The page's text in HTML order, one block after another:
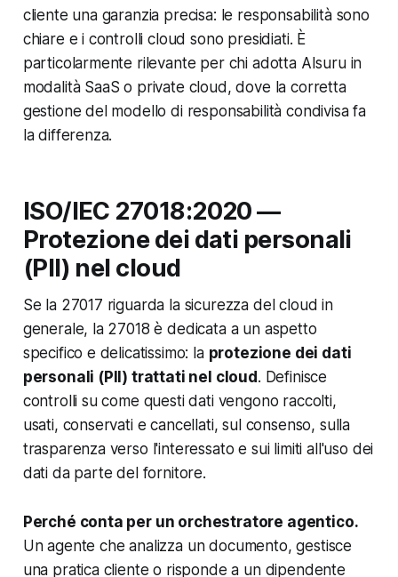
cliente una garanzia precisa: le responsabilità sono
chiare e i controlli cloud sono presidiati. È
particolarmente rilevante per chi adotta AIsuru in
modalità SaaS o private cloud, dove la corretta
gestione del modello di responsabilità condivisa fa
la differenza.
ISO/IEC 27018:2020 —
Protezione dei dati personali
(PII) nel cloud
Se la 27017 riguarda la sicurezza del cloud in
generale, la 27018 è dedicata a un aspetto
specifico e delicatissimo: la protezione dei dati
personali (PII) trattati nel cloud . Definisce
controlli su come questi dati vengono raccolti,
usati, conservati e cancellati, sul consenso, sulla
trasparenza verso l'interessato e sui limiti all'uso dei
dati da parte del fornitore.
Perché conta per un orchestratore agentico.
Un agente che analizza un documento, gestisce
una pratica cliente o risponde a un dipendente